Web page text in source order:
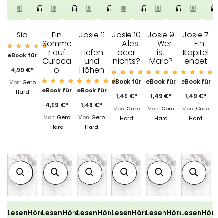
Sia
Bewert
et mit
von 5
eBook für
4,99 €*
Von: Gero
Hard
Ein
Somme
r auf
Curaca
o
Bewert
et mit
von 5
eBook für
4,99 €*
Von: Gero
Hard
Josie 11
–
Tiefen
und
Höhen
Bewert
et mit
von 5
eBook für
1,49 €*
Von: Gero
Hard
Josie 10
– Alles
oder
nichts?
Bewert
et mit
von 5
eBook für
1,49 €*
Von: Gero
Hard
Josie 9
– Wer
ist
Marc?
Bewert
et mit
von 5
eBook für
1,49 €*
Von: Gero
Hard
Josie 7
– Ein
Kapitel
endet
Bewert
et mit
von 5
eBook für
1,49 €*
Von: Gero
Hard
LesenHörenLesenHörenLesenHörenLesenHörenLesenHörenLesen